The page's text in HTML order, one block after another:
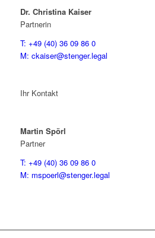
Dr. Christina Kaiser
Partnerin
T: +49 (40) 36 09 86 0
M: ckaiser@stenger.legal
Ihr Kontakt
Martin Spörl
Partner
T: +49 (40) 36 09 86 0
M: mspoerl@stenger.legal